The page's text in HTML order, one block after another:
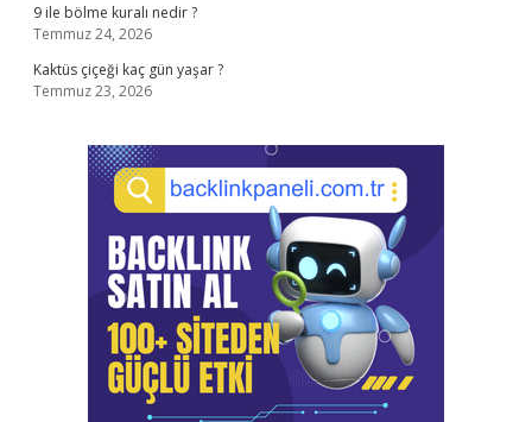
9 ile bölme kuralı nedir ?
Temmuz 24, 2026
Kaktüs çiçeği kaç gün yaşar ?
Temmuz 23, 2026